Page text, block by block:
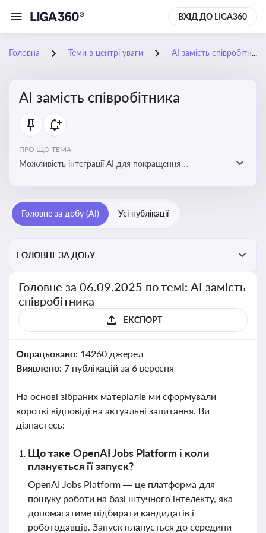
ВХІД ДО LIGA360
Головна Теми в центрі уваги АІ замість співробітника
АІ замість співробітника
ПРО ЩО ТЕМА:
Можливість інтеграції АІ для покращення
Головне за добу (AI) Усі публікації
ГОЛОВНЕ ЗА ДОБУ
Головне за 06.09.2025 по темі: АІ замість
співробітника
ЕКСПОРТ
Опрацьовано: 14260 джерел
Виявлено: 7 публікацій за 6 вересня
На основі зібраних матеріалів ми сформували
короткі відповіді на актуальні запитання. Ви
дізнаєтесь:
Що таке OpenAI Jobs Platform і коли
планується її запуск?
OpenAI Jobs Platform — це платформа для
пошуку роботи на базі штучного інтелекту, яка
допомагатиме підбирати кандидатів і
роботодавців. Запуск планується до середини